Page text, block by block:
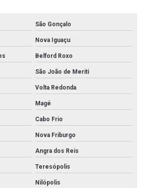
São Gonçalo
Nova Iguaçu
Belford Roxo
São João de Meriti
Volta Redonda
Magé
Cabo Frio
Nova Friburgo
Angra dos Reis
Teresópolis
Nilópolis